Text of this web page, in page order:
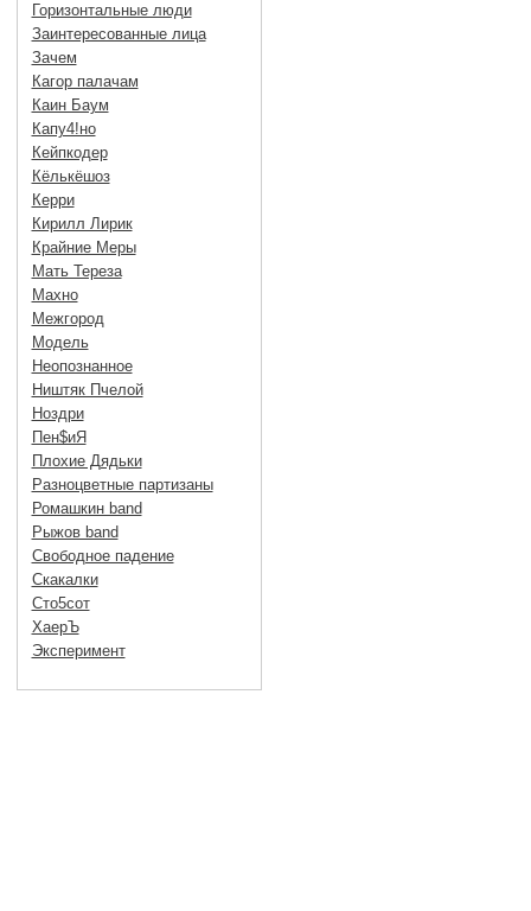
Горизонтальные люди
Заинтересованные лица
Зачем
Кагор палачам
Каин Баум
Капу4!но
Кейпкодер
Кёлькёшоз
Керри
Кирилл Лирик
Крайние Меры
Мать Тереза
Махно
Межгород
Модель
Неопознанное
Ништяк Пчелой
Ноздри
Пен$иЯ
Плохие Дядьки
Разноцветные партизаны
Ромашкин band
Рыжов band
Свободное падение
Скакалки
Сто5сот
ХаерЪ
Эксперимент